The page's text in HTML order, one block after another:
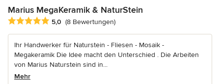
Marius MegaKeramik & NaturStein
Durchschnittliche Bewertung: 5 von 5 Sternen
5,0 (8 Bewertungen)
Ihr Handwerker für Naturstein - Fliesen - Mosaik -
Megakeramik Die Idee macht den Unterschied . Die Arbeiten
von Marius Naturstein sind in...
Mehr